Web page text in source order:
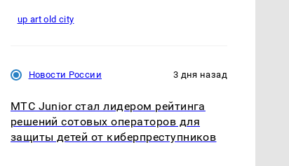
up art old city
Новости России 3 дня назад
МТС Junior стал лидером рейтинга
решений сотовых операторов для
защиты детей от киберпреступников